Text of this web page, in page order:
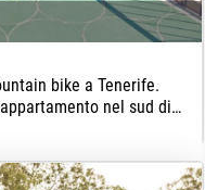
bike a Tenerife.
nel sud di